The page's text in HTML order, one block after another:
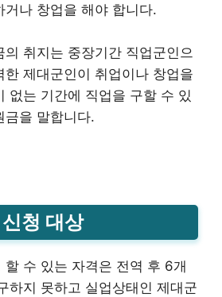
거나 창업을 해야 합니다.
의 취지는 중장기간 직업군인으
한 제대군인이 취업이나 창업을
없는 기간에 직업을 구할 수 있
금을 말합니다.
청 대상
할 수 있는 자격은 전역 후 6개
하지 못하고 실업상태인 제대군